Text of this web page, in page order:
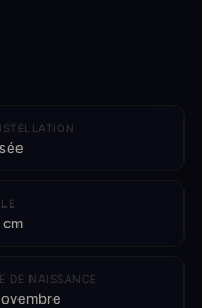
cm
DE NAISSANCE